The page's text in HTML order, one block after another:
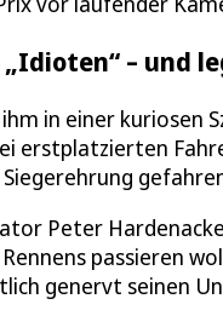
– und
in einer kuriosen
erstplatzierten
Peter
passieren
genervt seinen